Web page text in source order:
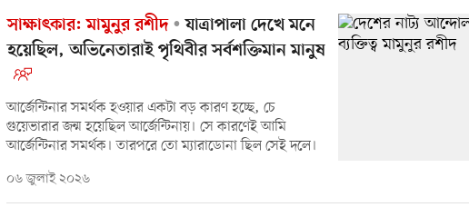
সাক্ষাৎকার: মামুনুর রশীদ
যাত্রাপালা দেখে মনে
হয়েছিল, অভিনেতারাই পৃথিবীর সর্বশক্তিমান মানুষ
আর্জেন্টিনার সমর্থক হওয়ার একটা বড় কারণ হচ্ছে, চে
গুয়েভারার জন্ম হয়েছিল আর্জেন্টিনায়। সে কারণেই আমি
আর্জেন্টিনার সমর্থক। তারপরে তো ম্যারাডোনা ছিল সেই দলে।
০৬ জুলাই ২০২৬